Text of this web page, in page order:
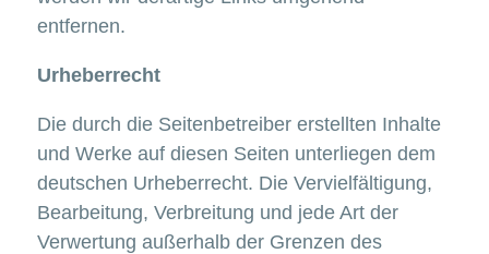
entfernen.
Urheberrecht
Die durch die Seitenbetreiber erstellten Inhalte
und Werke auf diesen Seiten unterliegen dem
deutschen Urheberrecht. Die Vervielfältigung,
Bearbeitung, Verbreitung und jede Art der
Verwertung außerhalb der Grenzen des